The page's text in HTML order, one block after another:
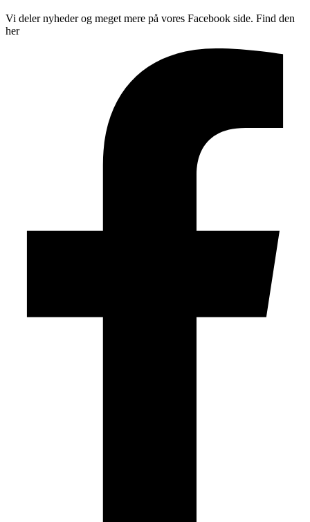
Vi deler nyheder og meget mere på vores Facebook side. Find den
her